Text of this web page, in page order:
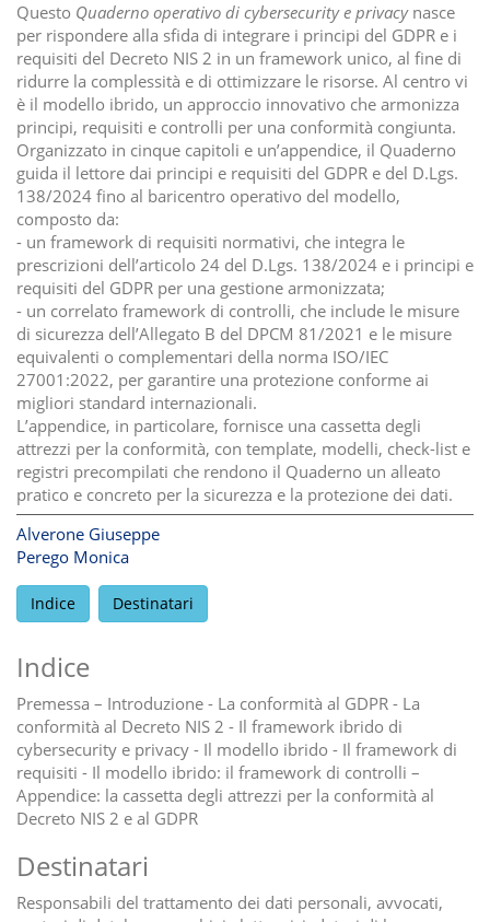
Questo Quaderno operativo di cybersecurity e privacynasce
per rispondere alla sfida di integrare i principi del GDPR e i
requisiti del Decreto NIS 2 in un framework unico, al fine di
ridurre la complessità e di ottimizzare le risorse. Al centro vi
è il modello ibrido, un approccio innovativo che armonizza
principi, requisiti e controlli per una conformità congiunta.
Organizzato in cinque capitoli e un’appendice, il Quaderno
guida il lettore dai principi e requisiti del GDPR e del D.Lgs.
138/2024 fino al baricentro operativo del modello,
composto da:
- un framework di requisiti normativi, che integra le
prescrizioni dell’articolo 24 del D.Lgs. 138/2024 e i principi e
requisiti del GDPR per una gestione armonizzata;
- un correlato framework di controlli, che include le misure
di sicurezza dell’Allegato B del DPCM 81/2021 e le misure
equivalenti o complementari della norma ISO/IEC
27001:2022, per garantire una protezione conforme ai
migliori standard internazionali.
L’appendice, in particolare, fornisce una cassetta degli
attrezzi per la conformità, con template, modelli, check-list e
registri precompilati che rendono il Quaderno un alleato
pratico e concreto per la sicurezza e la protezione dei dati.
Alverone Giuseppe
Perego Monica
Indice Destinatari
Indice
Premessa – Introduzione - La conformità al GDPR - La
conformità al Decreto NIS 2 - Il framework ibrido di
cybersecurity e privacy - Il modello ibrido - Il framework di
requisiti - Il modello ibrido: il framework di controlli –
Appendice: la cassetta degli attrezzi per la conformità al
Decreto NIS 2 e al GDPR
Destinatari
Responsabili del trattamento dei dati personali, avvocati,